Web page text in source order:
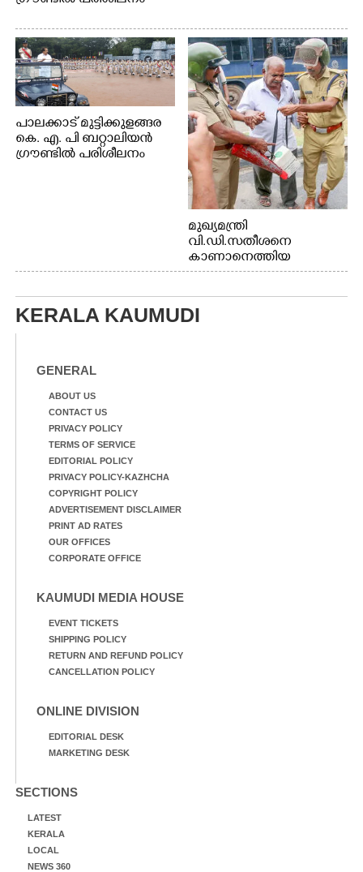
പാലക്കാട് മുട്ടിക്കുളങ്ങര
കെ. എ. പി ബറ്റാലിയൻ
ഗ്രൗണ്ടിൽ പരിശീലനം
മുഖ്യമന്ത്രി
വി.ഡി.സതീശനെ
കാണാനെത്തിയ
മോഹനൻ നായർ
KERALA KAUMUDI
GENERAL
ABOUT US
CONTACT US
PRIVACY POLICY
TERMS OF SERVICE
EDITORIAL POLICY
PRIVACY POLICY-KAZHCHA
COPYRIGHT POLICY
ADVERTISEMENT DISCLAIMER
PRINT AD RATES
OUR OFFICES
CORPORATE OFFICE
KAUMUDI MEDIA HOUSE
EVENT TICKETS
SHIPPING POLICY
RETURN AND REFUND POLICY
CANCELLATION POLICY
ONLINE DIVISION
EDITORIAL DESK
MARKETING DESK
SECTIONS
LATEST
KERALA
LOCAL
NEWS 360